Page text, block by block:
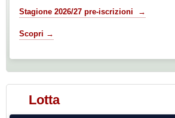
Stagione 2026/27 pre-iscrizioni →
Scopri →
Lotta